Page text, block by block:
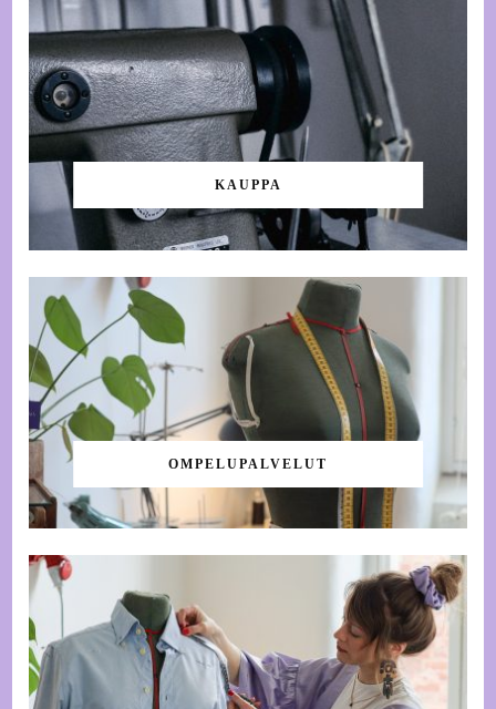
KAUPPA
OMPELUPALVELUT